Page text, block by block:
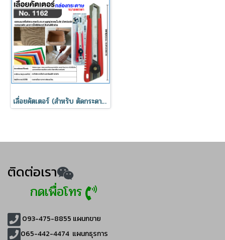
เลื่อยคัตเตอร์ (สำหรับ ตัดกระดาษแข็งและขวดพลาสติก)
ติดต่อเรา
กดเพื่อโทร
093-475-8855 แผนกขาย
065-442-4474 แผนกธุรการ